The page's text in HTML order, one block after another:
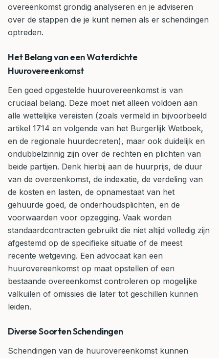
overeenkomst grondig analyseren en je adviseren
over de stappen die je kunt nemen als er schendingen
optreden.
Het Belang van een Waterdichte
Huurovereenkomst
Een goed opgestelde huurovereenkomst is van
cruciaal belang. Deze moet niet alleen voldoen aan
alle wettelijke vereisten (zoals vermeld in bijvoorbeeld
artikel 1714 en volgende van het Burgerlijk Wetboek,
en de regionale huurdecreten), maar ook duidelijk en
ondubbelzinnig zijn over de rechten en plichten van
beide partijen. Denk hierbij aan de huurprijs, de duur
van de overeenkomst, de indexatie, de verdeling van
de kosten en lasten, de opnamestaat van het
gehuurde goed, de onderhoudsplichten, en de
voorwaarden voor opzegging. Vaak worden
standaardcontracten gebruikt die niet altijd volledig zijn
afgestemd op de specifieke situatie of de meest
recente wetgeving. Een advocaat kan een
huurovereenkomst op maat opstellen of een
bestaande overeenkomst controleren op mogelijke
valkuilen of omissies die later tot geschillen kunnen
leiden.
Diverse Soorten Schendingen
Schendingen van de huurovereenkomst kunnen